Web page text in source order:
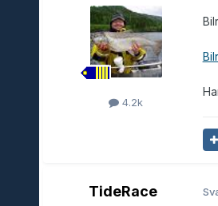
4.2k
TideRace